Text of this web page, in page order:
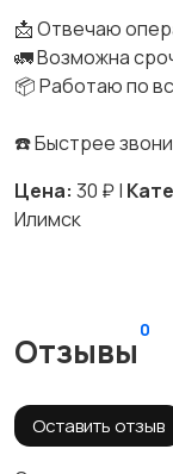
📩 Отвечаю
🚛 Возможна
📦 Работаю по
☎️ Быстрее
Цена: 30 ₽ |
Илимск
Отзывы
0
Оставить отзыв